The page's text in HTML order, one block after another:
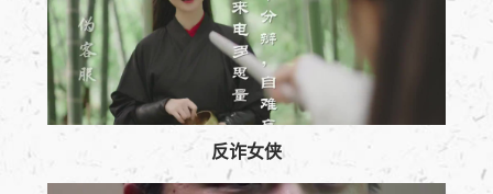
反诈女侠